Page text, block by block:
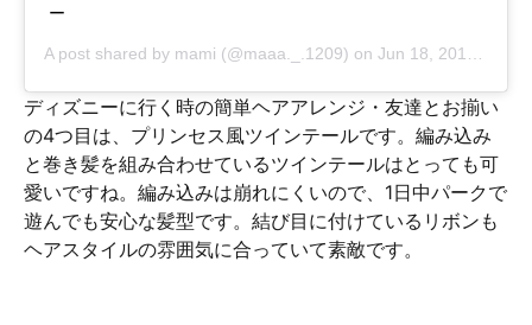
ー
A post shared by mami (@maaa._.1209) on Jun 18, 2018 at 3:26am PDT
ディズニーに行く時の簡単ヘアアレンジ・友達とお揃い
の4つ目は、プリンセス風ツインテールです。編み込み
と巻き髪を組み合わせているツインテールはとっても可
愛いですね。編み込みは崩れにくいので、1日中パークで
遊んでも安心な髪型です。結び目に付けているリボンも
ヘアスタイルの雰囲気に合っていて素敵です。